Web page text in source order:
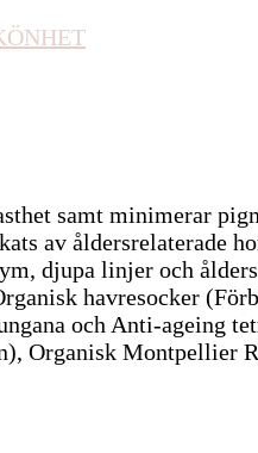
samt minimerar
av åldersrelaterade
djupa linjer och
havresocker
och Anti-ageing
Organisk Montpellier